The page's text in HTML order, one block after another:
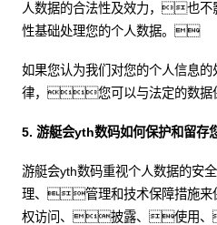
人数据的合法性及效力，也不
性基础处理您的个人数据。
如果您认为我们对您的个人信息
律，您可以与法定的数
5. 游艇会yth数码如何保护和留存
游艇会yth数码重视个人数据的安
理、管理和技术保障措施来
权访问、披露、使用